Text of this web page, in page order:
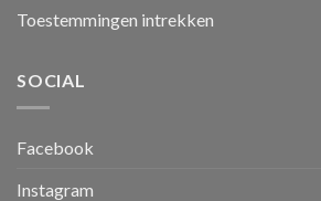
Toestemmingen intrekken
SOCIAL
Facebook
Instagram